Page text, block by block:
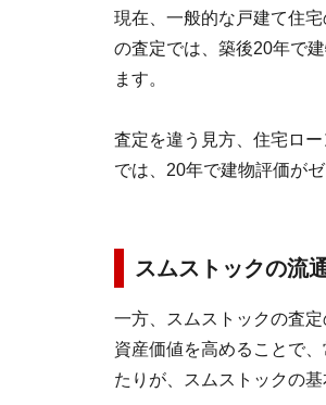
現在、一般的な戸建て住
の査定では、築後20年で
ます。
査定を違う見方、住宅ロ
では、20年で建物評価が
スムストックの流
一方、スムストックの査
資産価値を高めることで
たりが、スムストックの基